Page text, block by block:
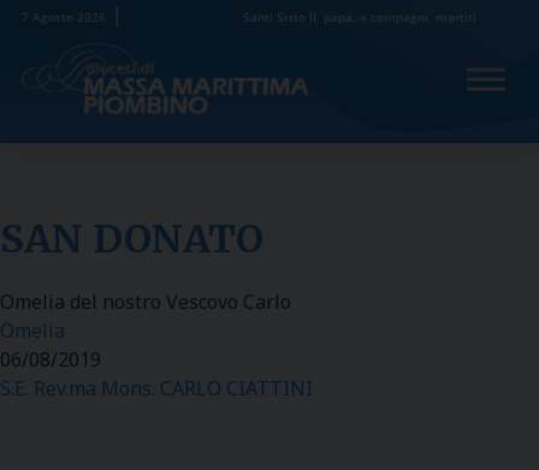
Skip
content
7 Agosto 2026 Santi Sisto II, papa, e compagni, martiri
SAN DONATO
Omelia del nostro Vescovo Carlo
Omelia
06/08/2019
S.E. Rev.ma Mons. CARLO CIATTINI